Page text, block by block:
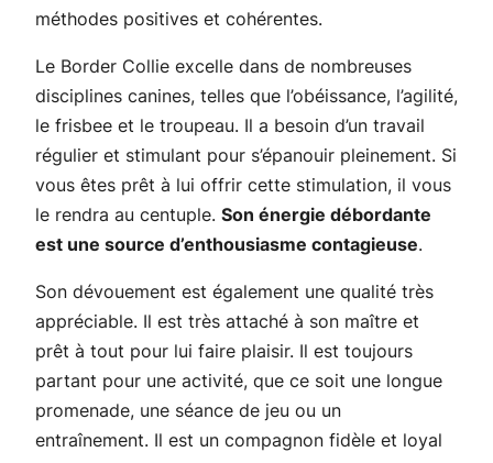
méthodes positives et cohérentes.
Le Border Collie excelle dans de nombreuses
disciplines canines, telles que l’obéissance, l’agilité,
le frisbee et le troupeau. Il a besoin d’un travail
régulier et stimulant pour s’épanouir pleinement. Si
vous êtes prêt à lui offrir cette stimulation, il vous
le rendra au centuple. Son énergie débordante
est une source d’enthousiasme contagieuse.
Son dévouement est également une qualité très
appréciable. Il est très attaché à son maître et
prêt à tout pour lui faire plaisir. Il est toujours
partant pour une activité, que ce soit une longue
promenade, une séance de jeu ou un
entraînement. Il est un compagnon fidèle et loyal